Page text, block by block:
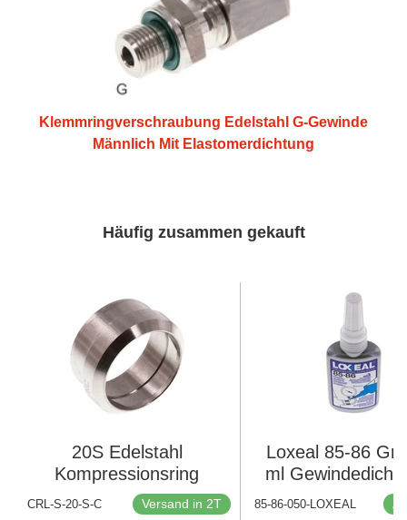
Klemmringverschraubung Edelstahl G-Gewinde
Männlich Mit Elastomerdichtung
Häufig zusammen gekauft
20S Edelstahl
Kompressionsring
CRL-S-20-S-C Versand in 2T
Loxeal 85-86
ml
85-86-050-LOXEAL